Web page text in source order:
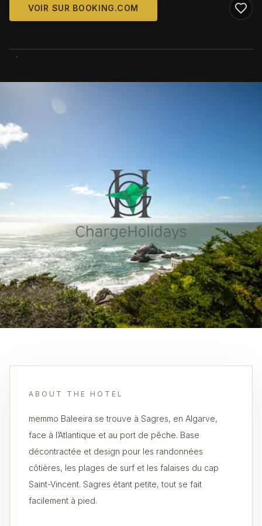
VOIR SUR BOOKING.COM
ABOUT THE HOTEL
memmo Baleeira se trouve à Sagres, en Algarve,
face à l’Atlantique et au port de pêche. Base
décontractée et design pour les randonnées
côtières, les plages de surf et les falaises du cap
Saint-Vincent. Sagres étant petite, tout se fait
facilement à pied.